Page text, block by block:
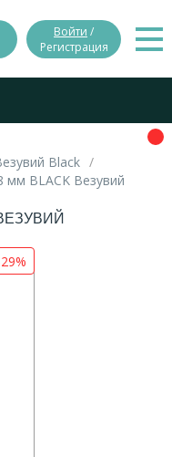
Войти /
Регистрация
Black
BLACK Везувий